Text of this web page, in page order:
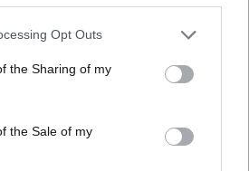
app uses one or more Google
usage behaviour. You may click to
Google and its third-party tags to
specified purposes in below Google
Opt Outs
the Sharing of my
the Sale of my
«αιώνια πιστός».
πιστός», γράφει ο εγγονός
μπλούζα.